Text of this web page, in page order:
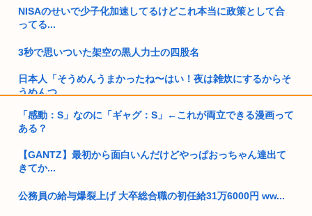
NISAのせいで少子化加速してるけどこれ本当に政策として合
ってる...
3秒で思いついた架空の黒人力士の四股名
日本人「そうめんうまかったね〜はい！夜は雑炊にするからそ
うめんつ...
自宅の庭でBBQをしていた男性、子供たちを守ろうとして殺害
されて...
女「あーお金ないなぁ…そうだ！風俗やろ！」←これ頭おかし
いやろ
ケンモメンって女性に好意を持たれたことはさすがにあるの？
「感動：S」なのに「ギャグ：S」←これが両立できる漫画って
ある？
【GANTZ】最初から面白いんだけどやっぱおっちゃん達出て
きてか...
公務員の給与爆裂上げ 大卒総合職の初任給31万6000円 ww...